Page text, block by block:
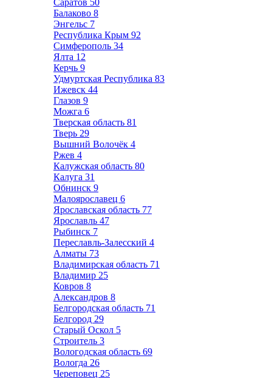
Саратов 50
Балаково 8
Энгельс 7
Республика Крым 92
Симферополь 34
Ялта 12
Керчь 9
Удмуртская Республика 83
Ижевск 44
Глазов 9
Можга 6
Тверская область 81
Тверь 29
Вышний Волочёк 4
Ржев 4
Калужская область 80
Калуга 31
Обнинск 9
Малоярославец 6
Ярославская область 77
Ярославль 47
Рыбинск 7
Переславль-Залесский 4
Алматы 73
Владимирская область 71
Владимир 25
Ковров 8
Александров 8
Белгородская область 71
Белгород 29
Старый Оскол 5
Строитель 3
Вологодская область 69
Вологда 26
Череповец 25